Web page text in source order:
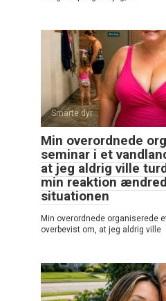
Smarte dyr
Min overordnede
seminar i et
at jeg aldrig ville
min reaktion
situationen
Min overordnede organiserede
overbevist om, at jeg aldrig ville